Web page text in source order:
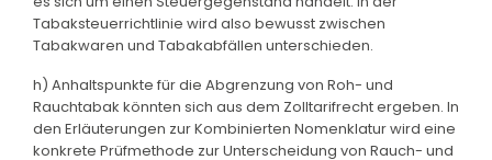
Tabaksteuerrichtlinie wird also bewusst zwischen
Tabakwaren und Tabakabfällen unterschieden.
h) Anhaltspunkte für die Abgrenzung von Roh- und
Rauchtabak könnten sich aus dem Zolltarifrecht ergeben. In
den Erläuterungen zur Kombinierten Nomenklatur wird eine
konkrete Prüfmethode zur Unterscheidung von Rauch- und